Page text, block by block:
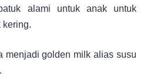
alami untuk anak untuk
kering.
menjadi golden milk alias susu